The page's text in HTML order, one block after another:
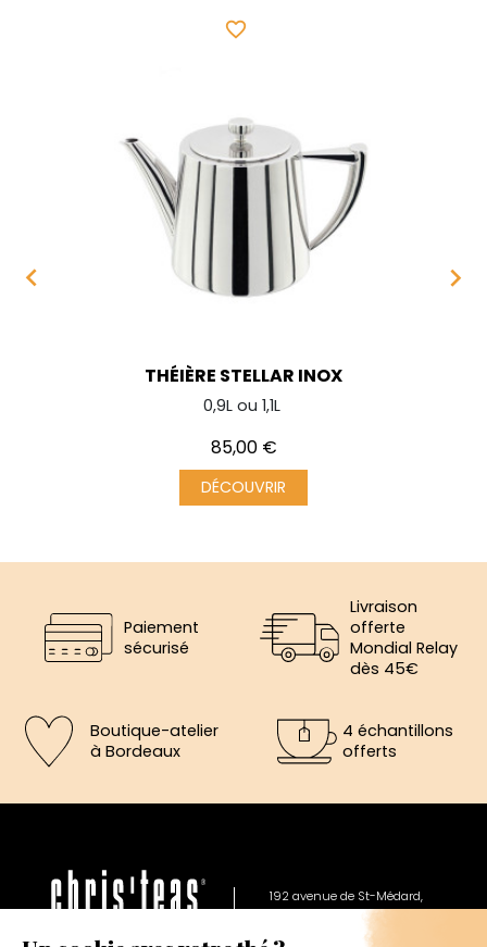

favorite_border
THÉIÈRE STELLAR INOX
0,9L ou 1,1L
Prix
85,00 €
DÉCOUVRIR

Paiement
sécurisé
Livraison
offerte
Mondial Relay
dès 45€
Boutique-atelier
à Bordeaux
4 échantillons
offerts
192 avenue de St-Médard,
Eysines
Du lundi au vendredi de 12h à 19h
5€ offerts sur votre prochaine
commande
Inscrivez vous a notre newsletter et recevez